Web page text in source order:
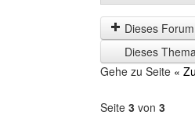
der
letzten
Zeit
anzeigen
by
Dieses
Dieses
Gehe zu Seite «
Seite 3 von 3